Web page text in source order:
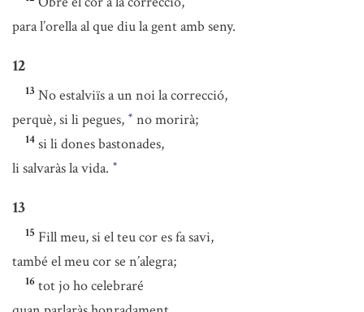
para l’orella al que diu la gent amb seny.
12
13 No estalviïs a un noi la correcció,
perquè, si li pegues, * no morirà;
14 si li dones bastonades,
li salvaràs la vida. *
13
15 Fill meu, si el teu cor es fa savi,
també el meu cor se n’alegra;
16 tot jo ho celebraré